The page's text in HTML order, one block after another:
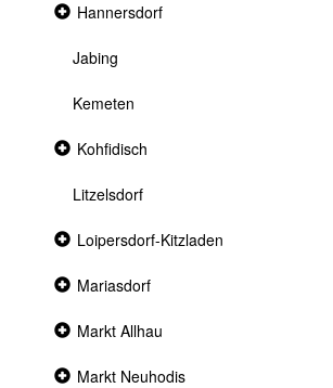
Collapsed
Hannersdorf
Jabing
Kemeten
Collapsed
Kohfidisch
Litzelsdorf
Collapsed
section
Loipersdorf-Kitzladen
Collapsed
Mariasdorf
Collapsed
Markt Allhau
Collapsed
Markt Neuhodis